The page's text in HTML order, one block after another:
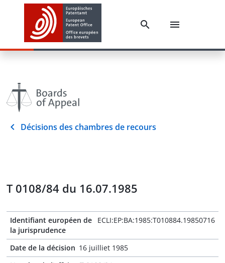
Décisions des chambres de recours
T 0108/84 du 16.07.1985
Identifiant européen de
la jurisprudence
ECLI:EP:BA:1985:T010884.19850716
Date de la décision 16 juilliet 1985